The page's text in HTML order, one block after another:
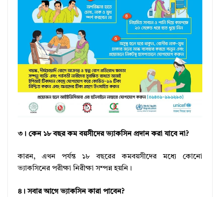
৩। কেন ১৮ বছর কম বয়সীদের ভ্যাকসিন প্রদান করা যাবে না?
কারন, এখন পর্যন্ত ১৮ বছরের কমবয়সীদের মধ্যে কোনো
ভ্যাকসিনের পরীক্ষা নিরীক্ষা সম্পন্ন হয়নি।
৪। সবার আগে ভ্যাকসিন কারা পাবেন?